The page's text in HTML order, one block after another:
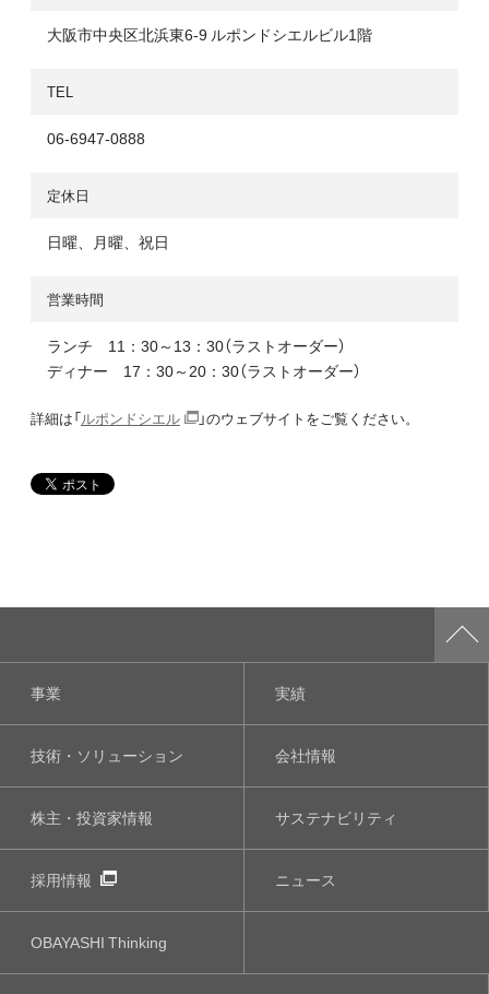
大阪市中央区北浜東6-9 ルポンドシエルビル1階
TEL
06-6947-0888
定休日
日曜、月曜、祝日
営業時間
ランチ 11：30～13：30（ラストオーダー）
ディナー 17：30～20：30（ラストオーダー）
詳細は「ルポンドシエル 」のウェブサイトをご覧ください。
事業 実績
技術・ソリューション 会社情報
株主・投資家情報 サステナビリティ
採用情報 ニュース
OBAYASHIThinking